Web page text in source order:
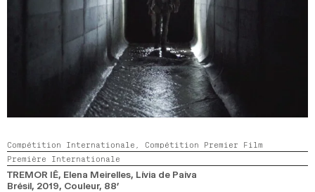
Compétition Internationale, Compétition Premier Film
Première Internationale
TREMOR IÊ, Elena Meirelles, Lívia de Paiva
Brésil, 2019, Couleur, 88’